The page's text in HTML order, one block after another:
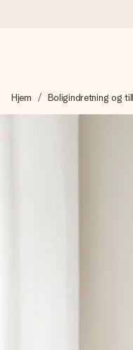
Vi laver din gave med
Lav noget særligt i
Hjem Boligindretning og